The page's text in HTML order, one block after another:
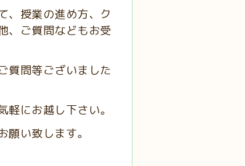
、授業の進め方、ク
、ご質問などもお受
質問等ございました
にお越し下さい。
い致します。